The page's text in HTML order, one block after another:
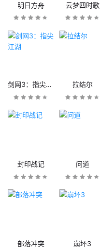
明日方舟 云梦四时歌
剑网3：指尖江湖 拉结尔
封印战记 问道
部落冲突 崩坏3